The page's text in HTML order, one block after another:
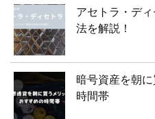
アセトラ・デ
法を解説！
暗号資産を朝
時間帯